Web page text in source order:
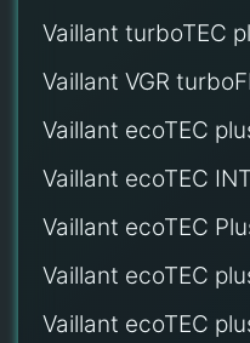
Vaillant turboTEC
Vaillant VGR
Vaillant ecoTEC
Vaillant ecoTEC
Vaillant ecoTEC
Vaillant ecoTEC
Vaillant ecoTEC